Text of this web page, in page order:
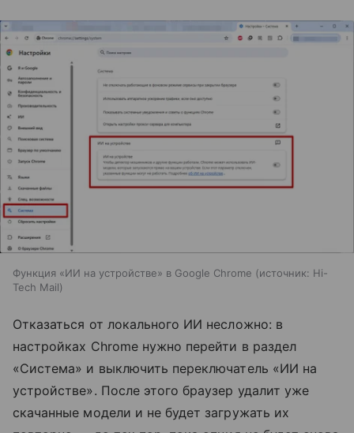
Функция «ИИ на устройстве» в Google Chrome источник: Hi-
Tech Mail
Отказаться от локального ИИ несложно: в
настройках Chrome нужно перейти в раздел
«Система» и выключить переключатель «ИИ на
устройстве». После этого браузер удалит уже
скачанные модели и не будет загружать их